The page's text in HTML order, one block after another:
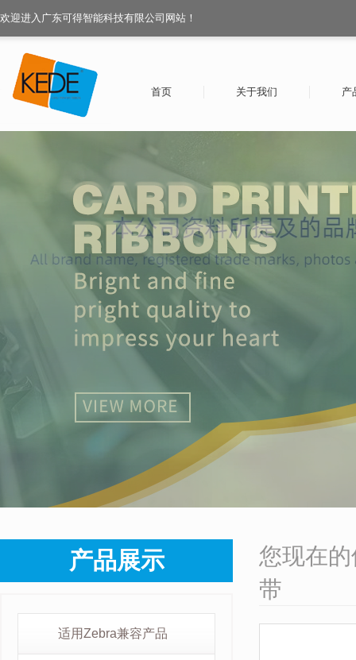
欢迎进入广东可得智能科技有限公司网站！
首页 关于我们 产
产品展示
适用Zebra兼容产品
您现在
带